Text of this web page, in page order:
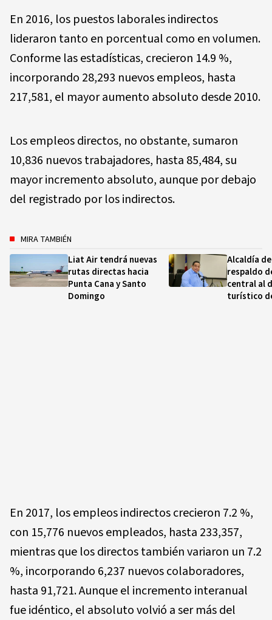
En 2016, los puestos laborales indirectos
lideraron tanto en porcentual como en volumen.
Conforme las estadísticas, crecieron 14.9 %,
incorporando 28,293 nuevos empleos, hasta
217,581, el mayor aumento absoluto desde 2010.
Los empleos directos, no obstante, sumaron
10,836 nuevos trabajadores, hasta 85,484, su
mayor incremento absoluto, aunque por debajo
del registrado por los indirectos.
MIRA TAMBIÉN
Liat Air tendrá nuevas
rutas directas hacia
Punta Cana y Santo
Domingo
Alcaldía
respaldo
central al
turístico
En 2017, los empleos indirectos crecieron 7.2 %,
con 15,776 nuevos empleados, hasta 233,357,
mientras que los directos también variaron un 7.2
%, incorporando 6,237 nuevos colaboradores,
hasta 91,721. Aunque el incremento interanual
fue idéntico, el absoluto volvió a ser más del